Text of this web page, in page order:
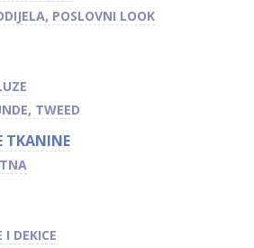
POSLOVNI LOOK
TWEED
TKANINE
I DEKICE